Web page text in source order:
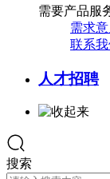
需要产品服
需求
联系
人才招聘
搜索